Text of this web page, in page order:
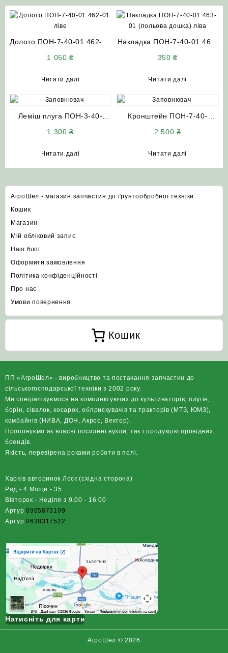
Долото ПОН-7-40-01.462-01
1 050₴
Читати далі
Накладка ПОН-7-40-01.463-
350₴
Читати далі
Леміш плуга ПОН-3-40-
1 300₴
Читати далі
Кронштейн ПОН-7-40-
Агро
2 500₴
Читати далі
АгроШел - магазин запчастин до ґрунтообробної техніки
Кошик
Магазин
Мій обліковий запис
Наш блог
Оформити замовлення
Політика конфіденційності
Про нас
Умови повернення
Кошик
ПП «АгроШел» - виробництво та постачання запчастин до
сільськогосподарської техніки з 2002 року.
Ми спеціалізуємося на комплектуючих до культиваторів, плугів,
борін, сівалок, косарок, обприскувачів та тракторів (МТЗ, ЮМЗ),
комбайнів (НИВА, ДОН, Акрос, Вектор).
Пропонуємо як власні посилені вузли, так і продукцію провідних
брендів.
Якість, перевірена роками роботи в полі.
Харків авторинок Лоск (східна сторона)
Ряд - 4 Місце - 35
Вівторок - Неділя з 9.00 - 16.00
Артур0965873109
Артур0638317522
Натисніть для карти
АгроШел © 2026